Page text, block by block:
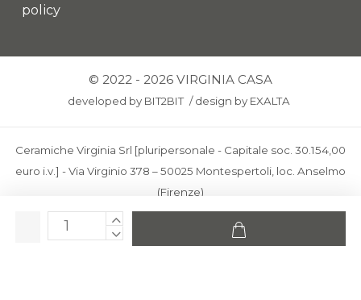
policy
© 2022 - 2026 VIRGINIA CASA
developed by BIT2BIT /design by EXALTA
Ceramiche Virginia Srl [pluripersonale - Capitale soc. 30.154,00
euro i.v.] - Via Virginio 378 – 50025 Montespertoli, loc. Anselmo
(Firenze)
C.F. e P.IVA: IT00436100481 - REA: FI-227733 - PEC:
ceramichevirginia@pec.it